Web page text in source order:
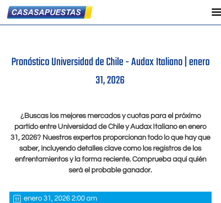
Pronóstico Universidad de Chile - Audax Italiano |enero
31, 2026
¿Buscas los mejores mercados y cuotas para el próximo
partido entre Universidad de Chile y Audax Italiano enenero
31, 2026? Nuestros expertos proporcionan todo lo que hay que
saber, incluyendo detalles clave como los registros de los
enfrentamientos y la forma reciente. Comprueba aquí quién
será el probable ganador.
enero 31, 2026 2:00 am